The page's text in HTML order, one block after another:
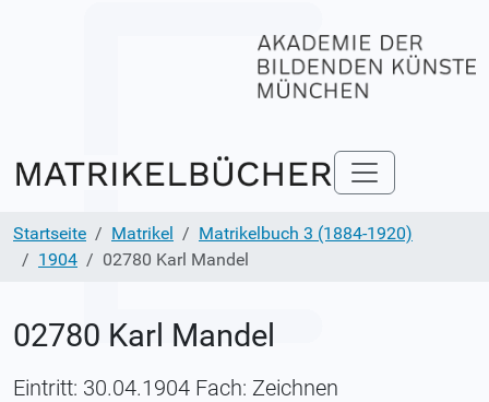
Startseite Matrikel
Matrikelbuch 3 (1884-1920)
1904
02780 Karl Mandel
02780 Karl Mandel
Eintritt: 30.04.1904 Fach: Zeichnen